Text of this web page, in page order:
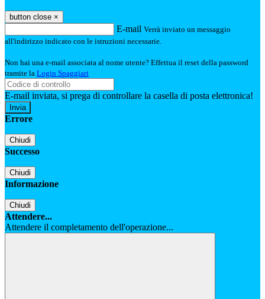
button close ×
E-mail Verrà inviato un messaggio
all'indirizzo indicato con le istruzioni necessarie.
Non hai una e-mail associata al nome utente? Effettua il reset della password
tramite la Login Spaggiari
E-mail inviata, si prega di controllare la casella di posta elettronica!
Errore
Chiudi
Successo
Chiudi
Informazione
Chiudi
Attendere...
Attendere il completamento dell'operazione...